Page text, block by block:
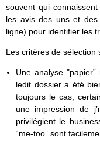
souvent qui
les avis des uns et
ligne) pour identifier les
Les critères de sélection
Une analyse
ledit dossier a été
toujours le cas,
une impression de
privilégient le
“me-too” sont